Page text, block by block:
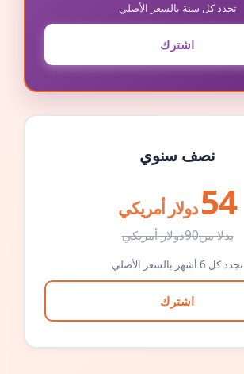
تجدد كل سنة بالسعر الأصلي
اشترك
نصف سنوي
54 دولار أمريكي
بدلا من90دولار أمريكي
تجدد كل 6 أشهر بالسعر الأصلي
اشترك